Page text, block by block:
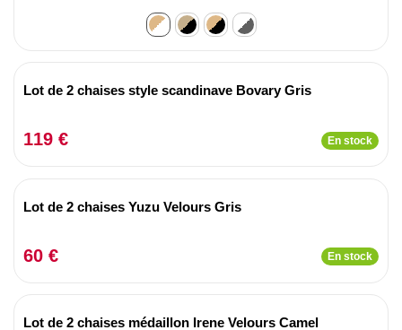
Lot de 2 chaises style scandinave Bovary Gris
119 € En stock
Lot de 2 chaises Yuzu Velours Gris
60 € En stock
Lot de 2 chaises médaillon Irene Velours Camel